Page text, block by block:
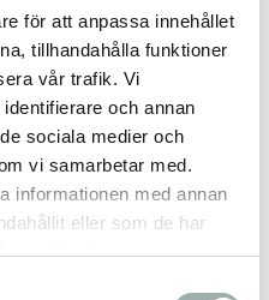
för att anpassa innehållet
tillhandahålla funktioner
vår trafik. Vi
och annan
sociala medier och
vi samarbetar med.
informationen med annan
eller som de har
tjänster.
Se alltid till att det
Förvara på en sval
(fläsk), ägg,